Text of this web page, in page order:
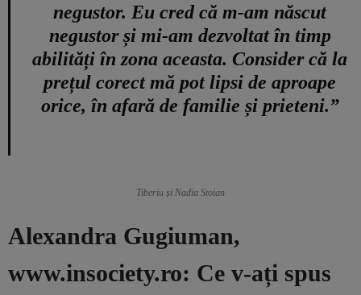
negustor. Eu cred că m-am născut
negustor și mi-am dezvoltat în timp
abilități în zona aceasta. Consider că la
prețul corect mă pot lipsi de aproape
orice, în afară de familie și prieteni.”
Tiberiu și Nadia Stoian
Alexandra Gugiuman,
www.insociety.ro: Ce v-ați spus